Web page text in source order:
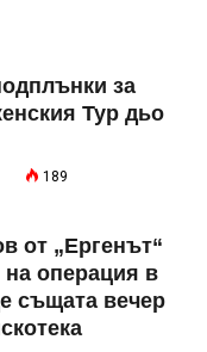
за
Тур дьо
189
от „Ергенът“
операция в
същата вечер